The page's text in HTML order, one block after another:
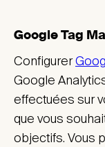
Google Tag
Configurer
Google
effectuées sur
que vous
objectifs. Vous